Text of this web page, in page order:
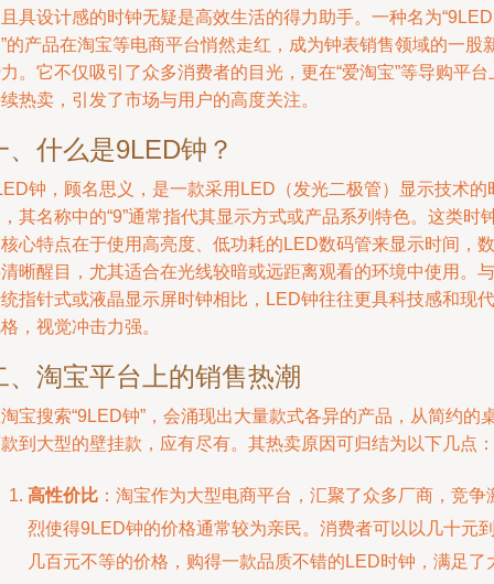
具设计感的时钟无疑是高效生活的得力助手。一种名为“9LED
的产品在淘宝等电商平台悄然走红，成为钟表销售领域的一股
。它不仅吸引了众多消费者的目光，更在“爱淘宝”等导购平台
热卖，引发了市场与用户的高度关注。
、什么是9LED钟？
钟，顾名思义，是一款采用LED（发光二极管）显示技术的
其名称中的“9”通常指代其显示方式或产品系列特色。这类时
心特点在于使用高亮度、低功耗的LED数码管来显示时间，数
晰醒目，尤其适合在光线较暗或远距离观看的环境中使用。与
指针式或液晶显示屏时钟相比，LED钟往往更具科技感和现代
，视觉冲击力强。
、淘宝平台上的销售热潮
宝搜索“9LED钟”，会涌现出大量款式各异的产品，从简约的
到大型的壁挂款，应有尽有。其热卖原因可归结为以下几点：
高性价比 ：淘宝作为大型电商平台，汇聚了众多厂商，竞争
烈使得9LED钟的价格通常较为亲民。消费者可以以几十元
几百元不等的价格，购得一款品质不错的LED时钟，满足了